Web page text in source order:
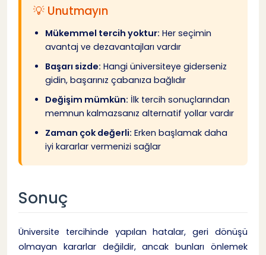
💡 Unutmayın
Mükemmel tercih yoktur: Her seçimin
avantaj ve dezavantajları vardır
Başarı sizde: Hangi üniversiteye giderseniz
gidin, başarınız çabanıza bağlıdır
Değişim mümkün: İlk tercih sonuçlarından
memnun kalmazsanız alternatif yollar vardır
Zaman çok değerli: Erken başlamak daha
iyi kararlar vermenizi sağlar
Sonuç
Üniversite tercihinde yapılan hatalar, geri dönüşü
olmayan kararlar değildir, ancak bunları önlemek